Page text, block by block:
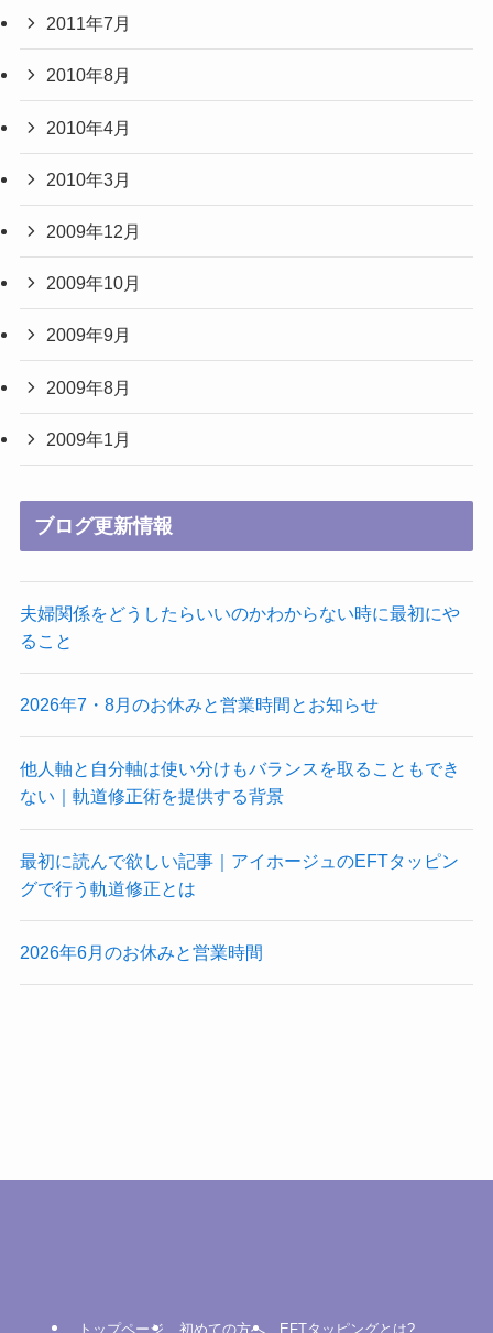
2011年7月
2010年8月
2010年4月
2010年3月
2009年12月
2009年10月
2009年9月
2009年8月
2009年1月
ブログ更新情報
夫婦関係をどうしたらいいのかわからない時に最初にや
ること
2026年7・8月のお休みと営業時間とお知らせ
他人軸と自分軸は使い分けもバランスを取ることもでき
ない｜軌道修正術を提供する背景
最初に読んで欲しい記事｜アイホージュのEFTタッピン
グで行う軌道修正とは
2026年6月のお休みと営業時間
トップページ 初めての方へ EFTタッピングとは?